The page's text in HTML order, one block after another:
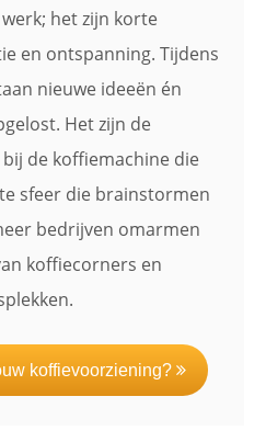
het zijn korte
en ontspanning. Tijdens
nieuwe ideeën én
Het zijn de
de koffiemachine die
sfeer die brainstormen
bedrijven omarmen
koffiecorners en
koffievoorziening?